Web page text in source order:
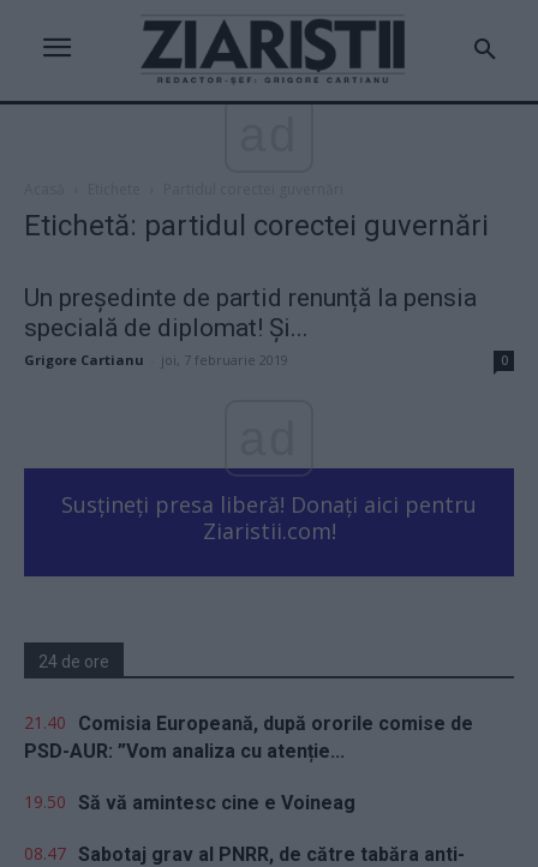
Etichetă: partidul corectei guvernări
Un președinte de partid renunță la pensia
specială de diplomat! Și...
Grigore Cartianu joi, 7 februarie 2019 0
Susțineți presa liberă! Donați aici pentru
Ziaristii.com!
24 de ore
21.40
Comisia Europeană, după ororile comise de
PSD-AUR: ”Vom analiza cu atenție...
19.50 Să vă amintesc cine e Voineag
08.47 Sabotaj grav al PNRR, de către tabăra anti-